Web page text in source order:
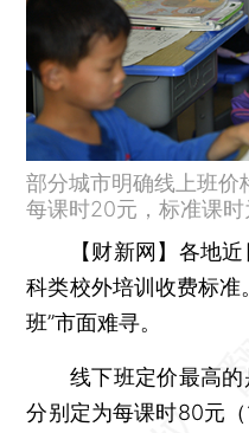
部分城市明确线上班价
每课时20元，标准课
【财新网】 各地
科类校外培训收费标准
班”市面难寻。
线下班定价最高的
分别定为每课时80元